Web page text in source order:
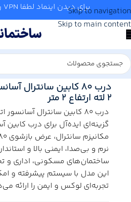
Skip to navigation
Skip to main content
برای دیدن اینماد لطفا VPN را خاموش کنید
آسانسور /
درب 80 کابین سانترال
2 لته ارتفاع 2 متر
گزینه‌ای ایده‌آل برای درب کابین
نرم و بی‌صدا، ایمنی بالا و
ساختمان‌های مسکونی، اداری و
این مدل با سیستم پیشرفته و
تجربه‌ای لوکس و ایمن را ارائه